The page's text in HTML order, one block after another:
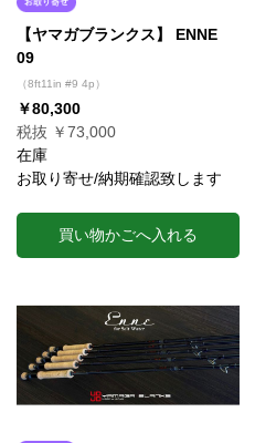
【ヤマガブランクス】 ENNE
09
（8ft11in #9 4p）
￥80,300
税抜 ￥73,000
在庫
お取り寄せ/納期確認致します
買い物かごへ入れる